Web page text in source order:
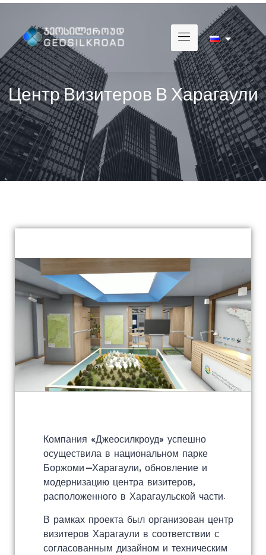
Центр Визитеров В Харагаули
Компания «Джеосилкроуд» успешно
осуществила в национальном парке
Боржоми –Харагаули, обновление и
модернизацию центра визитеров,
расположенного в Харагаульской части.
В рамках проекта был организован центр
визитеров Харагаули в соответствии с
согласованным дизайном и техническим